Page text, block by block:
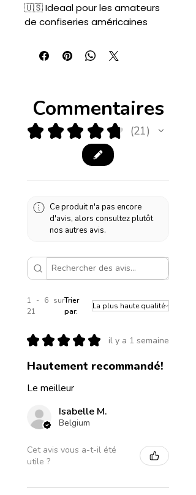
🇺🇸 Ideaal pour les amateurs
de confiseries américaines
Commentaires
★ ★ ★ ★ ★ 21
21
Ce produit n'a pas encore
d'avis, alors consultez plutôt
nos autres avis.
1 - 6 sur
21
Trier
par:
★ ★ ★ ★ ★ il y a 1 semaine
Hautement recommandé!
Le meilleur
Isabelle M.
Belgium
Cet avis vous a-t-il été
utile ?